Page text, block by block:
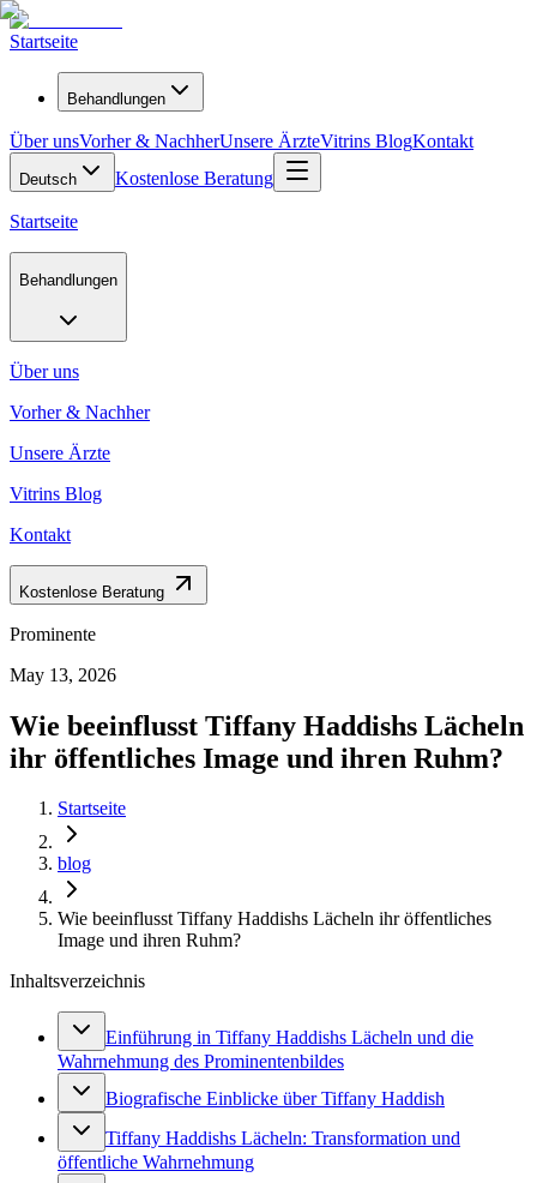
Startseite
Behandlungen
Über unsVorher & NachherUnsere ÄrzteVitrins BlogKontakt
Deutsch Kostenlose Beratung
Startseite
Behandlungen
Über uns
Vorher & Nachher
Unsere Ärzte
Vitrins Blog
Kontakt
Kostenlose Beratung
Prominente
May 13, 2026
Wie beeinflusst Tiffany Haddishs Lächeln
ihr öffentliches Image und ihren Ruhm?
Startseite
blog
Wie beeinflusst Tiffany Haddishs Lächeln ihr öffentliches
Image und ihren Ruhm?
Inhaltsverzeichnis
Einführung in Tiffany Haddishs Lächeln und die
Wahrnehmung des Prominentenbildes
Biografische Einblicke über Tiffany Haddish
Tiffany Haddishs Lächeln: Transformation und
öffentliche Wahrnehmung